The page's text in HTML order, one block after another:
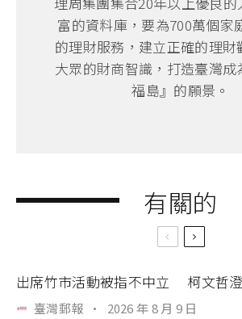
富的資料庫，要為700萬個家
的理財服務，建立正確的理財
大眾的財商智識，打造臺灣成
福島』的願景。
有關的
出席竹市活動被指不中立 柯文哲
臺灣郵報 · 2026 年 8 月 9 日